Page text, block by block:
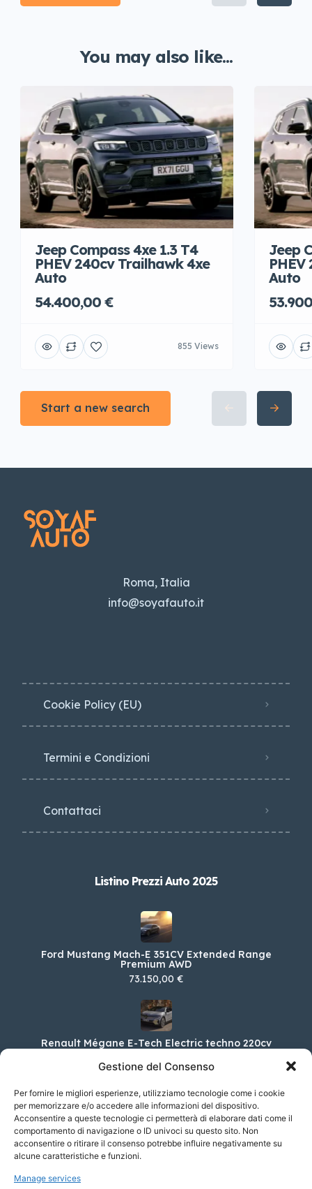
Gestione del Consenso
Per fornire le migliori esperienze, utilizziamo tecnologie come i cookie
per memorizzare e/o accedere alle informazioni del dispositivo.
Acconsentire a queste tecnologie ci permetterà di elaborare dati come il
comportamento di navigazione o ID univoci su questo sito. Non
acconsentire o ritirare il consenso potrebbe influire negativamente su
alcune caratteristiche e funzioni.
Manage services
You may also like...
Jeep Compass 4xe 1.3 T4
PHEV 240cv Trailhawk 4xe
Auto
54.400,00 €
855 Views
Jeep
Auto
Start a new search
Roma, Italia
info@soyafauto.it
Cookie Policy (EU)
Termini e Condizioni
Contattaci
Listino Prezzi Auto 2025
Ford Mustang Mach-E 351CV Extended Range
Premium AWD
73.150,00 €
Renault Mégane E-Tech Electric techno 220cv
comfort range AC7
40.550,00 €
Alfa Romeo Stelvio 2.0 T 280 CV Sprint AT8 Q4
63.850,00 €